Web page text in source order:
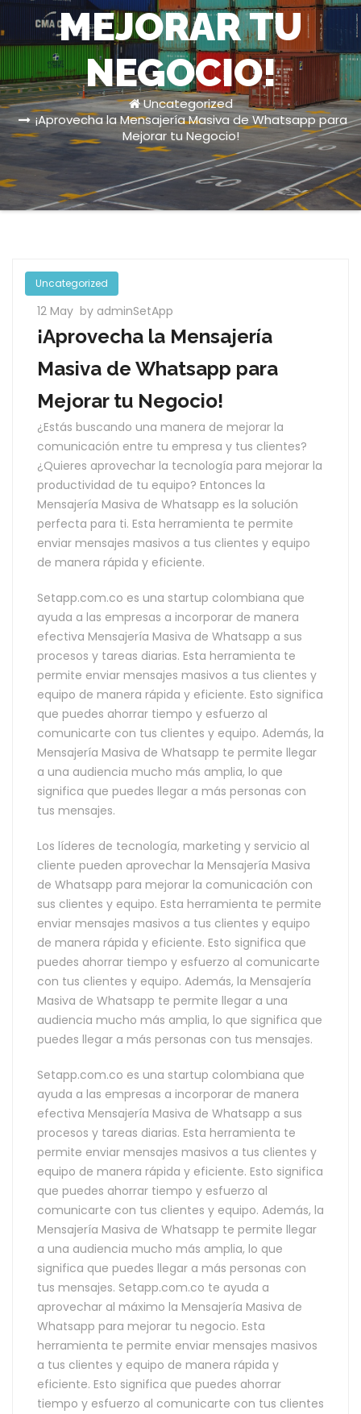
MEJORAR TU
NEGOCIO!
Uncategorized
¡Aprovecha la Mensajería Masiva de Whatsapp para
Mejorar tu Negocio!
Uncategorized
12 May by adminSetApp
¡Aprovecha la Mensajería
Masiva de Whatsapp para
Mejorar tu Negocio!
¿Estás buscando una manera de mejorar la
comunicación entre tu empresa y tus clientes?
¿Quieres aprovechar la tecnología para mejorar la
productividad de tu equipo? Entonces la
Mensajería Masiva de Whatsapp es la solución
perfecta para ti. Esta herramienta te permite
enviar mensajes masivos a tus clientes y equipo
de manera rápida y eficiente.
Setapp.com.co es una startup colombiana que
ayuda a las empresas a incorporar de manera
efectiva Mensajería Masiva de Whatsapp a sus
procesos y tareas diarias. Esta herramienta te
permite enviar mensajes masivos a tus clientes y
equipo de manera rápida y eficiente. Esto significa
que puedes ahorrar tiempo y esfuerzo al
comunicarte con tus clientes y equipo. Además, la
Mensajería Masiva de Whatsapp te permite llegar
a una audiencia mucho más amplia, lo que
significa que puedes llegar a más personas con
tus mensajes.
Los líderes de tecnología, marketing y servicio al
cliente pueden aprovechar la Mensajería Masiva
de Whatsapp para mejorar la comunicación con
sus clientes y equipo. Esta herramienta te permite
enviar mensajes masivos a tus clientes y equipo
de manera rápida y eficiente. Esto significa que
puedes ahorrar tiempo y esfuerzo al comunicarte
con tus clientes y equipo. Además, la Mensajería
Masiva de Whatsapp te permite llegar a una
audiencia mucho más amplia, lo que significa que
puedes llegar a más personas con tus mensajes.
Setapp.com.co es una startup colombiana que
ayuda a las empresas a incorporar de manera
efectiva Mensajería Masiva de Whatsapp a sus
procesos y tareas diarias. Esta herramienta te
permite enviar mensajes masivos a tus clientes y
equipo de manera rápida y eficiente. Esto significa
que puedes ahorrar tiempo y esfuerzo al
comunicarte con tus clientes y equipo. Además, la
Mensajería Masiva de Whatsapp te permite llegar
a una audiencia mucho más amplia, lo que
significa que puedes llegar a más personas con
tus mensajes. Setapp.com.co te ayuda a
aprovechar al máximo la Mensajería Masiva de
Whatsapp para mejorar tu negocio. Esta
herramienta te permite enviar mensajes masivos
a tus clientes y equipo de manera rápida y
eficiente. Esto significa que puedes ahorrar
tiempo y esfuerzo al comunicarte con tus clientes